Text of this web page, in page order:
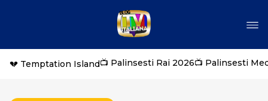
💔 Temptation Island📺 Palinsesti Rai 2026📺 Palinsesti